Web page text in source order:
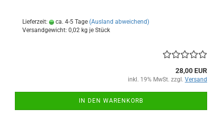
Lieferzeit: ca. 4-5 Tage (Ausland abweichend)
Versandgewicht: 0,02 kg je Stück
28,00 EUR
inkl. 19% MwSt. zzgl. Versand
IN DEN WARENKORB